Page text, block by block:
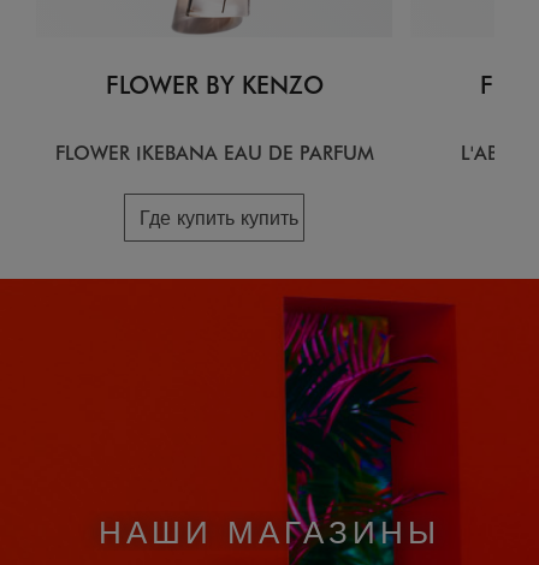
FLOWER BY KENZO
FLOWER IKEBANA EAU DE PARFUM
Где купить купить
НАШИ МАГАЗИНЫ